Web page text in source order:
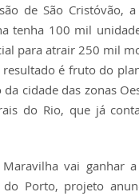
de São Cristóvão,
tenha 100 mil
para atrair 250 mil
é fruto do
cidade das zonas
do Rio, que já
vai ganhar
Porto, projeto